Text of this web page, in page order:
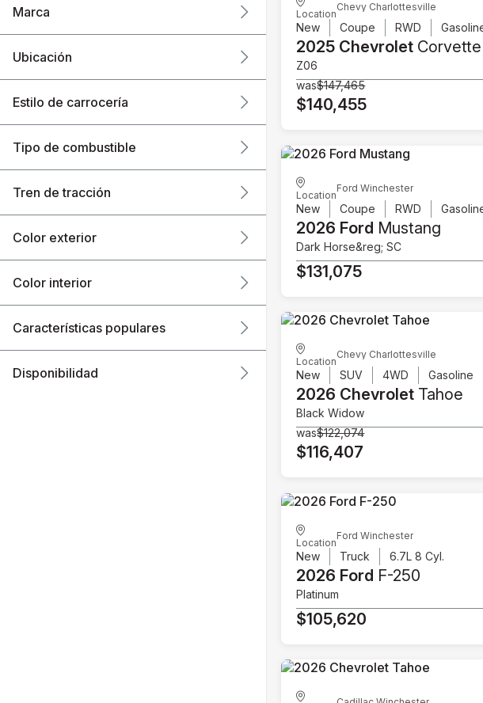
Marca
Ubicación
Estilo de carrocería
Tipo de combustible
Tren de tracción
Color exterior
Color interior
Características populares
Disponibilidad
Location
Chevy Charlottesville
New Coupe RWD
2025 Chevrolet Corvette
Z06
was$147,465
$140,455
Location
Ford Winchester
New Coupe RWD
2026 Ford Mustang
Dark Horse&reg; SC
$131,075
Location
Chevy Charlottesville
New SUV 4WD Gasoline
2026 Chevrolet Tahoe
Black Widow
was$122,074
$116,407
Location
Ford Winchester
New Truck 6.7L 8 Cyl.
2026 Ford F-250
Platinum
$105,620